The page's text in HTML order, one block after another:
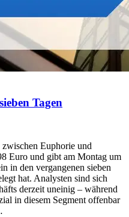
Tagen
Euphorie und
Euro und gibt am Montag um
in den vergangenen sieben
hat. Analysten sind sich
derzeit uneinig – während
in diesem Segment offenbar